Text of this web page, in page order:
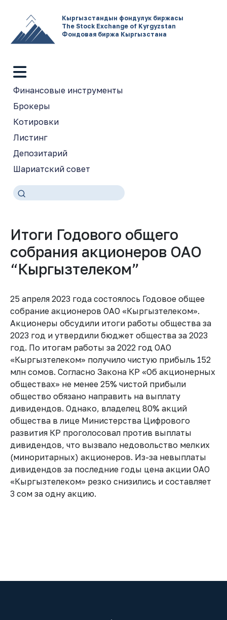
Кыргызстандын фондулук биржасы
The Stock Exchange of Kyrgyzstan
Фондовая биржа Кыргызстана
Финансовые инструменты
Брокеры
Котировки
Листинг
Депозитарий
Шариатский совет
Итоги Годового общего
собрания акционеров ОАО
“Кыргызтелеком”
25 апреля 2023 года состоялось Годовое общее
собрание акционеров ОАО «Кыргызтелеком».
Акционеры обсудили итоги работы общества за
2023 год и утвердили бюджет общества за 2023
год. По итогам работы за 2022 год ОАО
«Кыргызтелеком» получило чистую прибыль 152
млн сомов. Согласно Закона КР «Об акционерных
обществах» не менее 25% чистой прибыли
общество обязано направить на выплату
дивидендов. Однако, владелец 80% акций
общества в лице Министерства Цифрового
развития КР проголосовал против выплаты
дивидендов, что вызвало недовольство мелких
(миноритарных) акционеров. Из-за невыплаты
дивидендов за последние годы цена акции ОАО
«Кыргызтелеком» резко снизились и составляет
3 сом за одну акцию.